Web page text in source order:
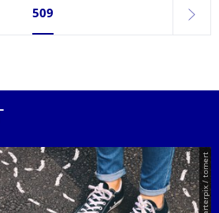
Seite 509, aktuell ausgewählt
509
weiter
© Smarterpix / tomert